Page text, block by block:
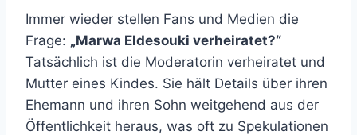
Immer wieder stellen Fans und Medien die
Frage: „Marwa Eldesouki verheiratet?“
Tatsächlich ist die Moderatorin verheiratet und
Mutter eines Kindes. Sie hält Details über ihren
Ehemann und ihren Sohn weitgehend aus der
Öffentlichkeit heraus, was oft zu Spekulationen